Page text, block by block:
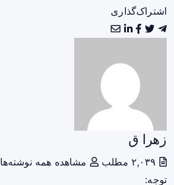
اشتراک‌گذاری
زهرا ق
مشاهده همه نوشته‌ها
توجه: